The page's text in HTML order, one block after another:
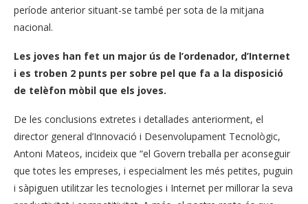
període anterior situant-se també per sota de la mitjana
nacional.
Les joves han fet un major ús de l’ordenador, d’Internet
i es troben 2 punts per sobre pel que fa a la disposició
de telèfon mòbil que els joves.
De les conclusions extretes i detallades anteriorment, el
director general d’Innovació i Desenvolupament Tecnològic,
Antoni Mateos, incideix que “el Govern treballa per aconseguir
que totes les empreses, i especialment les més petites, puguin
i sàpiguen utilitzar les tecnologies i Internet per millorar la seva